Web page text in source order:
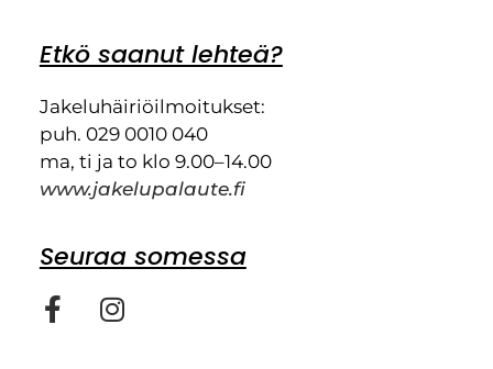
Etkö saanut lehteä?
Jakeluhäiriöilmoitukset:
puh. 029 0010 040
ma, ti ja to klo 9.00–14.00
www.jakelupalaute.fi
Seuraa somessa